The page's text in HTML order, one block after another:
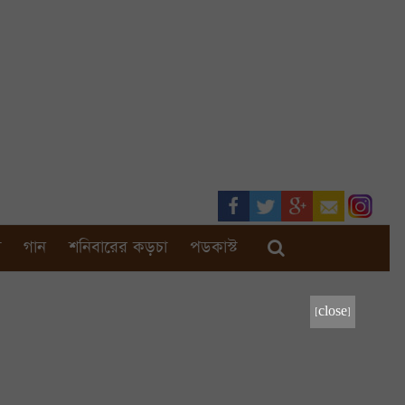
গান শনিবারের কড়চা পডকাস্ট
[close]